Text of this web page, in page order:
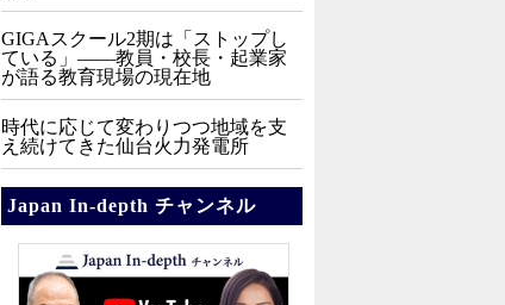
GIGAスクール2期は「ストップし
ている」——教員・校長・起業家
が語る教育現場の現在地
時代に応じて変わりつつ地域を支
え続けてきた仙台火力発電所
Japan In-depth チャンネル